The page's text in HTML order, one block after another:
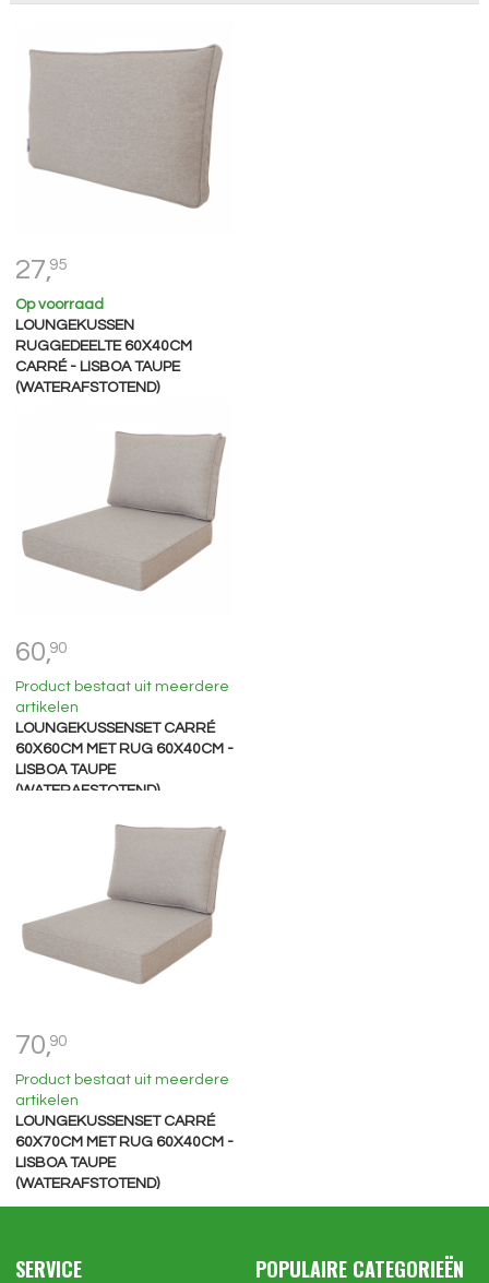
27,95
Op voorraad
LOUNGEKUSSEN
RUGGEDEELTE 60X40CM
CARRÉ - LISBOA TAUPE
(WATERAFSTOTEND)
60,90
Product bestaat uit meerdere
artikelen
LOUNGEKUSSENSET CARRÉ
60X60CM MET RUG 60X40CM -
LISBOA TAUPE
(WATERAFSTOTEND)
70,90
Product bestaat uit meerdere
artikelen
LOUNGEKUSSENSET CARRÉ
60X70CM MET RUG 60X40CM -
LISBOA TAUPE
(WATERAFSTOTEND)
SERVICE POPULAIRE CATEGORIEËN